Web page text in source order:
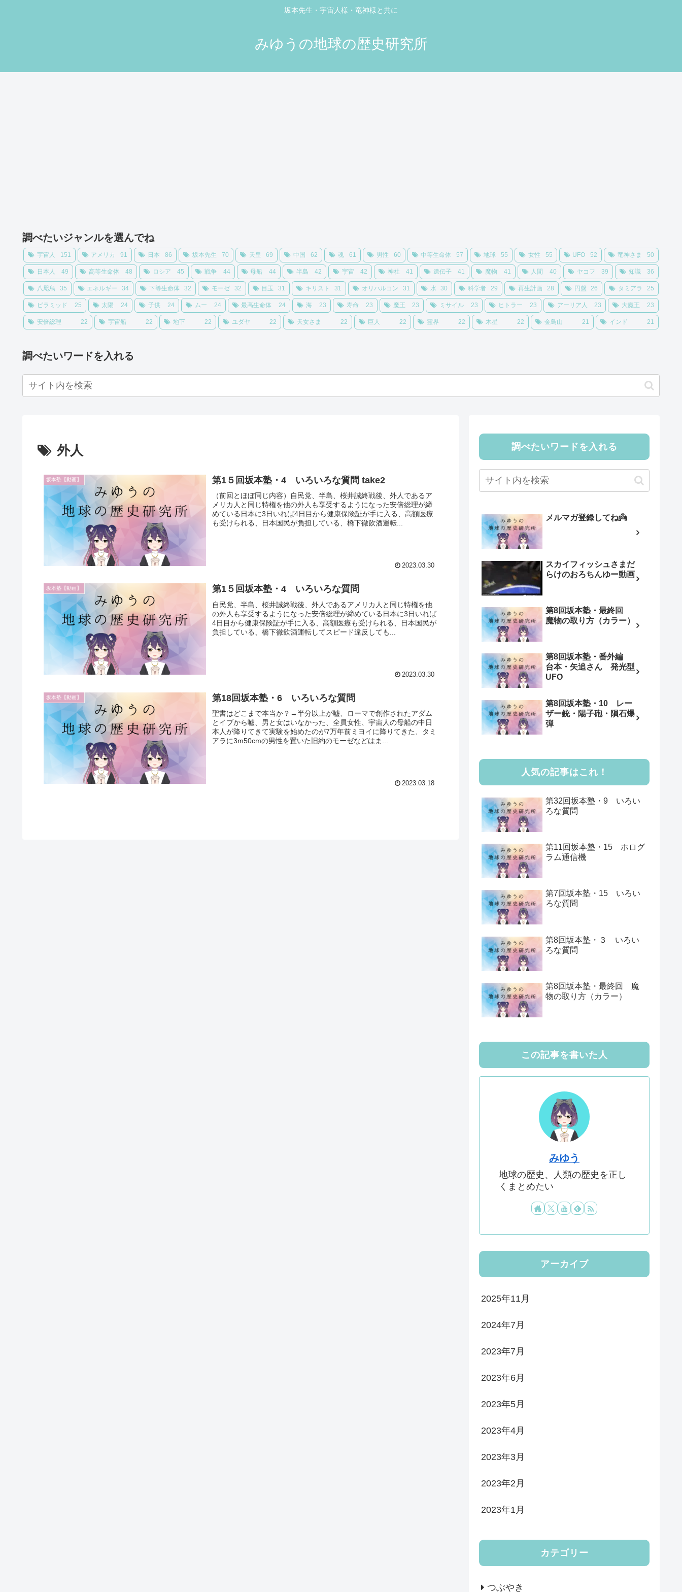
坂本先生・宇宙人様・竜神様と共に
みゆうの地球の歴史研究所
調べたいジャンルを選んでね
宇宙人 151 アメリカ 91 日本 86 坂本先生 70 天皇 69 中国 62 魂 61 男性 60 中等生命体 57 地球 55 女性 55 UFO 52 竜神さま 50
日本人 49 高等生命体 48 ロシア 45 戦争 44 母船 44 半島 42 宇宙 42 神社 41 遺伝子 41 魔物 41 人間 40 ヤコフ 39 知識 36
八咫烏 35 エネルギー 34 下等生命体 32 モーゼ 32 目玉 31 キリスト 31 オリハルコン 31 水 30 科学者 29 再生計画 28 円盤 26 タミアラ 25
ピラミッド 25 太陽 24 子供 24 ムー 24 最高生命体 24 海 23 寿命 23 魔王 23 ミサイル 23 ヒトラー 23 アーリア人 23 大魔王 23
安倍総理 22 宇宙船 22 地下 22 ユダヤ 22 天女さま 22 巨人 22 霊界 22 木星 22 金鳥山 21 インド 21
調べたいワードを入れる
外人
坂本塾【動画】 第1５回坂本塾・4 いろいろな質問 take2
（前回とほぼ同じ内容）自民党、半島、桜井誠終戦後、外人であるア
メリカ人と同じ特権を他の外人も享受するようになった安倍総理が締
めている日本に3日いれば4日目から健康保険証が手に入る、高額医療
も受けられる、日本国民が負担している、橋下徹飲酒運転...
2023.03.30
坂本塾【動画】 第1５回坂本塾・4 いろいろな質問
自民党、半島、桜井誠終戦後、外人であるアメリカ人と同じ特権を他
の外人も享受するようになった安倍総理が締めている日本に3日いれば
4日目から健康保険証が手に入る、高額医療も受けられる、日本国民が
負担している、橋下徹飲酒運転してスピード違反しても...
2023.03.30
坂本塾【動画】 第18回坂本塾・6 いろいろな質問
聖書はどこまで本当か？→半分以上が嘘、ローマで創作されたアダム
とイブから嘘、男と女はいなかった、全員女性、宇宙人の母船の中日
本人が降りてきて実験を始めたのが7万年前ミヨイに降りてきた、タミ
アラに3m50cmの男性を置いた旧約のモーゼなどはま...
2023.03.18
調べたいワードを入れる
メルマガ登録してね👼
スカイフィッシュさまだ
らけのおろちんゆー動画
第8回坂本塾・最終回
魔物の取り方（カラー）
第8回坂本塾・番外編
台本・矢追さん 発光型
UFO
第8回坂本塾・10 レー
ザー銃・陽子砲・隕石爆
弾
人気の記事はこれ！
第32回坂本塾・9 いろい
ろな質問
第11回坂本塾・15 ホログ
ラム通信機
第7回坂本塾・15 いろい
ろな質問
第8回坂本塾・３ いろい
ろな質問
第8回坂本塾・最終回 魔
物の取り方（カラー）
この記事を書いた人
みゆう
地球の歴史、人類の歴史を正し
くまとめたい
アーカイブ
2025年11月
2024年7月
2023年7月
2023年6月
2023年5月
2023年4月
2023年3月
2023年2月
2023年1月
カテゴリー
つぶやき